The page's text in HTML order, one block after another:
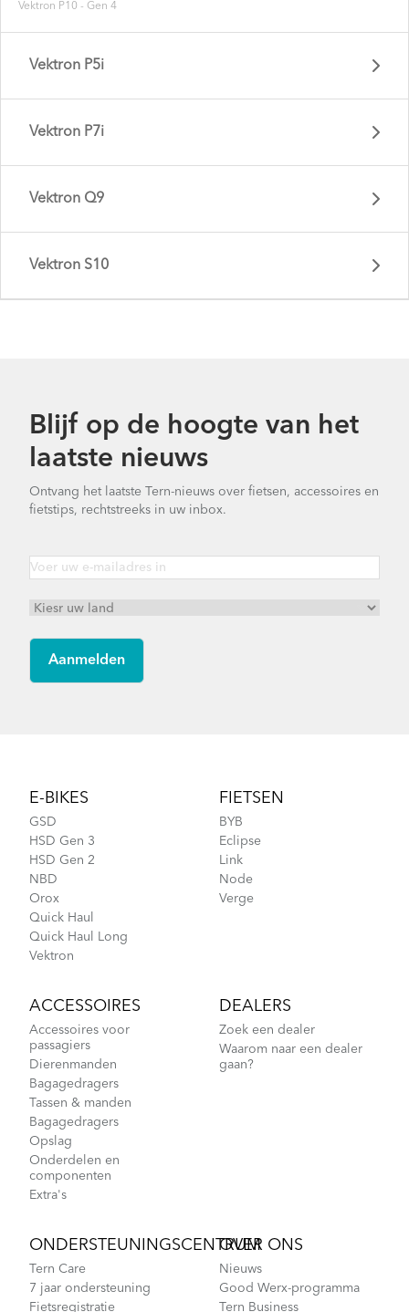
Vektron P10 - Gen 4
Vektron P5i
Vektron P7i
Vektron P7i - Gen 4
Vektron Q9
Vektron Q9 - Gen 3
Vektron S10
Blijf op de hoogte van het
laatste nieuws
Ontvang het laatste Tern-nieuws over fietsen, accessoires en
fietstips, rechtstreeks in uw inbox.
E-BIKES
GSD
HSD Gen 3
HSD Gen 2
NBD
Orox
Quick Haul
Quick Haul Long
Vektron
FIETSEN
BYB
Eclipse
Link
Node
Verge
ACCESSOIRES
Accessoires voor
passagiers
Dierenmanden
Bagagedragers
Tassen & manden
Bagagedragers
Opslag
Onderdelen en
componenten
Extra's
DEALERS
Zoek een dealer
Waarom naar een dealer
gaan?
ONDERSTEUNINGSCENTRUM
Tern Care
7 jaar ondersteuning
Fietsregistratie
OVER ONS
Nieuws
Good Werx-programma
Tern Business